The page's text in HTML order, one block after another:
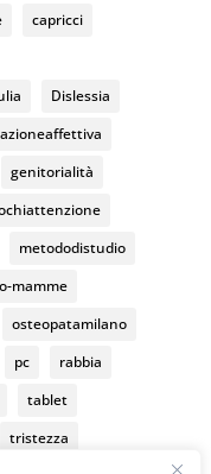
capricci
Dislessia
genitorialità
metododistudio
mamme
osteopatamilano
pc
rabbia
tablet
tristezza